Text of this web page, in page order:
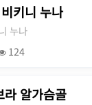
키니 누나
누나
124
알가슴골